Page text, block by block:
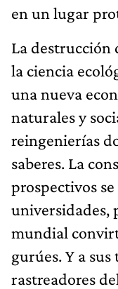
en un lugar
La destrucción
la ciencia
una nueva
naturales y
reingenierías
saberes. La
prospectivos
universidades,
mundial
gurúes. Y a sus
rastreadores